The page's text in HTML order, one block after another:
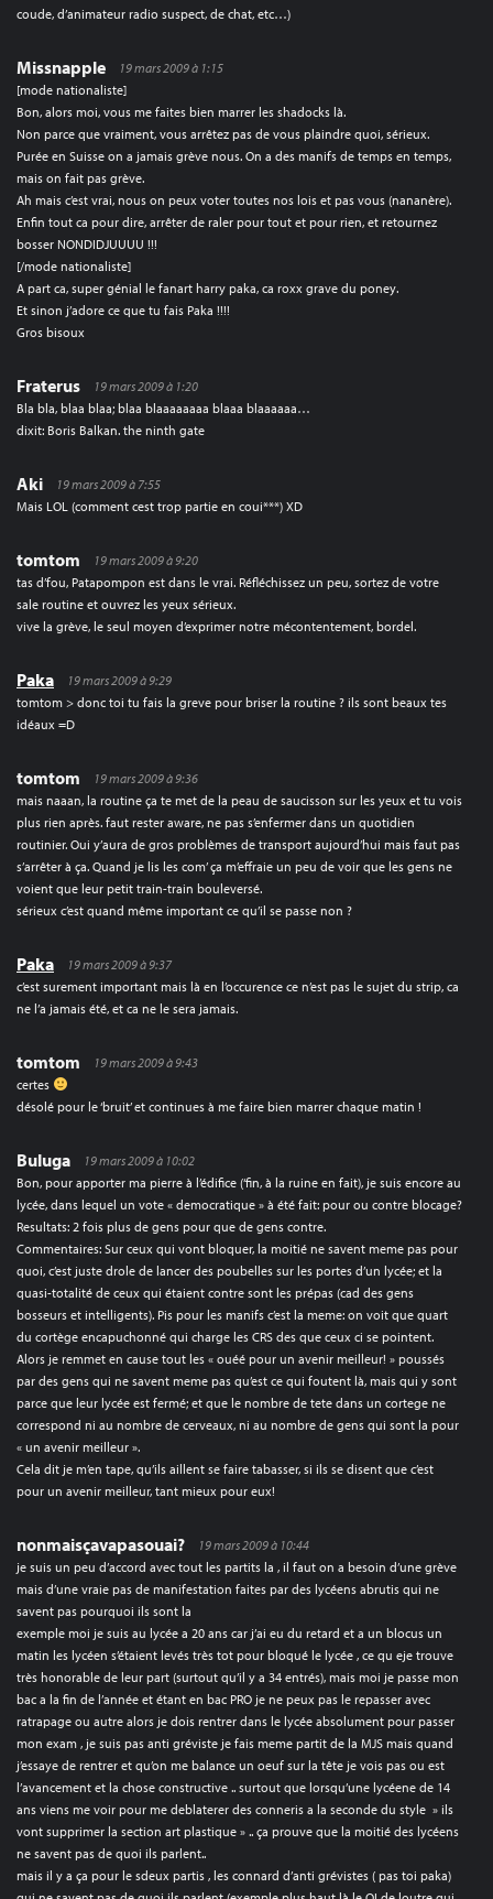
coude, d’animateur radio suspect, de chat, etc…)
Missnapple
19 mars 2009 à 1:15
[mode nationaliste]
Bon, alors moi, vous me faites bien marrer les shadocks là.
Non parce que vraiment, vous arrêtez pas de vous plaindre quoi, sérieux.
Purée en Suisse on a jamais grève nous. On a des manifs de temps en temps,
mais on fait pas grève.
Ah mais c’est vrai, nous on peux voter toutes nos lois et pas vous (nananère).
Enfin tout ca pour dire, arrêter de raler pour tout et pour rien, et retournez
bosser NONDIDJUUUU !!!
[/mode nationaliste]
A part ca, super génial le fanart harry paka, ca roxx grave du poney.
Et sinon j’adore ce que tu fais Paka !!!!
Gros bisoux
Fraterus
19 mars 2009 à 1:20
Bla bla, blaa blaa; blaa blaaaaaaaa blaaa blaaaaaa…
dixit: Boris Balkan. the ninth gate
Aki
19 mars 2009 à 7:55
Mais LOL (comment cest trop partie en coui***) XD
tomtom
19 mars 2009 à 9:20
tas d’fou, Patapompon est dans le vrai. Réfléchissez un peu, sortez de votre
sale routine et ouvrez les yeux sérieux.
vive la grève, le seul moyen d’exprimer notre mécontentement, bordel.
Paka
19 mars 2009 à 9:29
tomtom > donc toi tu fais la greve pour briser la routine ? ils sont beaux tes
idéaux =D
tomtom
19 mars 2009 à 9:36
mais naaan, la routine ça te met de la peau de saucisson sur les yeux et tu vois
plus rien après. faut rester aware, ne pas s’enfermer dans un quotidien
routinier. Oui y’aura de gros problèmes de transport aujourd’hui mais faut pas
s’arrêter à ça. Quand je lis les com’ ça m’effraie un peu de voir que les gens ne
voient que leur petit train-train bouleversé.
sérieux c’est quand même important ce qu’il se passe non ?
Paka
19 mars 2009 à 9:37
c’est surement important mais là en l’occurence ce n’est pas le sujet du strip, ca
ne l’a jamais été, et ca ne le sera jamais.
tomtom
19 mars 2009 à 9:43
certes
désolé pour le ‘bruit’ et continues à me faire bien marrer chaque matin !
Buluga
19 mars 2009 à 10:02
Bon, pour apporter ma pierre à l’édifice (‘fin, à la ruine en fait), je suis encore au
lycée, dans lequel un vote « democratique » à été fait: pour ou contre blocage?
Resultats: 2 fois plus de gens pour que de gens contre.
Commentaires: Sur ceux qui vont bloquer, la moitié ne savent meme pas pour
quoi, c’est juste drole de lancer des poubelles sur les portes d’un lycée; et la
quasi-totalité de ceux qui étaient contre sont les prépas (cad des gens
bosseurs et intelligents). Pis pour les manifs c’est la meme: on voit que quart
du cortège encapuchonné qui charge les CRS des que ceux ci se pointent.
Alors je remmet en cause tout les « ouéé pour un avenir meilleur! » poussés
par des gens qui ne savent meme pas qu’est ce qui foutent là, mais qui y sont
parce que leur lycée est fermé; et que le nombre de tete dans un cortege ne
correspond ni au nombre de cerveaux, ni au nombre de gens qui sont la pour
« un avenir meilleur ».
Cela dit je m’en tape, qu’ils aillent se faire tabasser, si ils se disent que c’est
pour un avenir meilleur, tant mieux pour eux!
nonmaisçavapasouai?
19 mars 2009 à 10:44
je suis un peu d’accord avec tout les partits la , il faut on a besoin d’une grève
mais d’une vraie pas de manifestation faites par des lycéens abrutis qui ne
savent pas pourquoi ils sont la
exemple moi je suis au lycée a 20 ans car j’ai eu du retard et a un blocus un
matin les lycéen s’étaient levés très tot pour bloqué le lycée , ce qu eje trouve
très honorable de leur part (surtout qu’il y a 34 entrés), mais moi je passe mon
bac a la fin de l’année et étant en bac PRO je ne peux pas le repasser avec
ratrapage ou autre alors je dois rentrer dans le lycée absolument pour passer
mon exam , je suis pas anti gréviste je fais meme partit de la MJS mais quand
j’essaye de rentrer et qu’on me balance un oeuf sur la tête je vois pas ou est
l’avancement et la chose constructive .. surtout que lorsqu’une lycéene de 14
ans viens me voir pour me deblaterer des conneris a la seconde du style » ils
vont supprimer la section art plastique » .. ça prouve que la moitié des lycéens
ne savent pas de quoi ils parlent..
mais il y a ça pour le sdeux partis , les connard d’anti grévistes ( pas toi paka)